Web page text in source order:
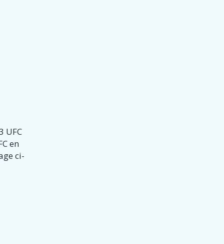
UFC
en
ci-